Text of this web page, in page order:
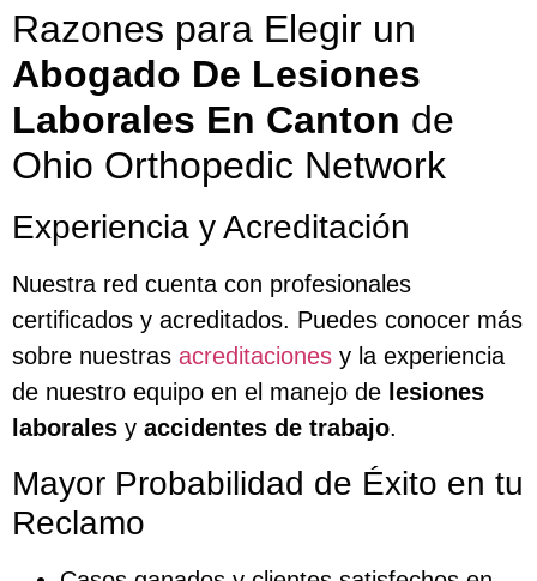
Razones para Elegir un
Abogado De Lesiones
Laborales En Canton de
Ohio Orthopedic Network
Experiencia y Acreditación
Nuestra red cuenta con profesionales
certificados y acreditados. Puedes conocer más
sobre nuestras acreditaciones y la experiencia
de nuestro equipo en el manejo de lesiones
laborales y accidentes de trabajo.
Mayor Probabilidad de Éxito en tu
Reclamo